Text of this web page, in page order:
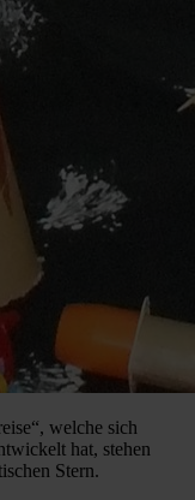
welche sich
hat, stehen
Stern.